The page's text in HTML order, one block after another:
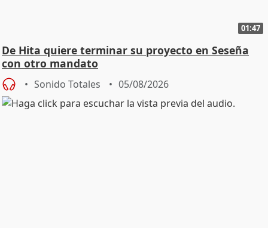
01:47
De Hita quiere terminar su proyecto en Seseña
con otro mandato
Sonido Totales 05/08/2026